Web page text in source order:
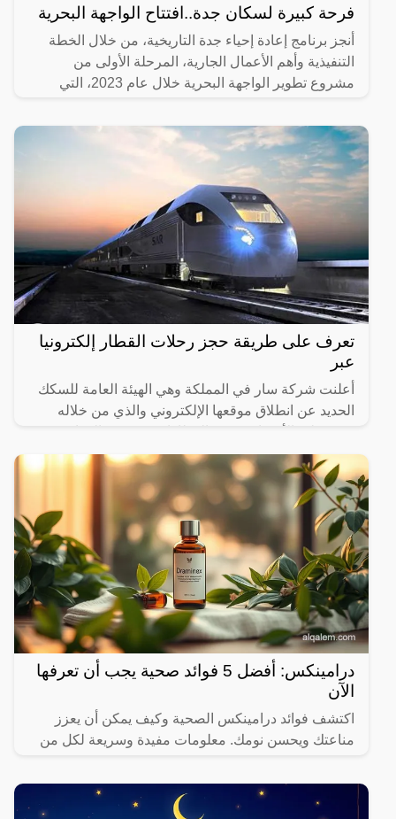
فرحة كبيرة لسكان جدة..افتتاح الواجهة البحرية
أنجز برنامج إعادة إحياء جدة التاريخية، من خلال الخطة
التنفيذية وأهم الأعمال الجارية، المرحلة الأولى من
مشروع تطوير الواجهة البحرية خلال عام 2023، التي
تعرف على طريقة حجز رحلات القطار إلكترونيا
عبر
أعلنت شركة سار في المملكة وهي الهيئة العامة للسكك
الحديد عن انطلاق موقعها الإلكتروني والذي من خلاله
المختلفة لها،
درامينكس: أفضل 5 فوائد صحية يجب أن تعرفها
الآن
اكتشف فوائد درامينكس الصحية وكيف يمكن أن يعزز
مناعتك ويحسن نومك. معلومات مفيدة وسريعة لكل من